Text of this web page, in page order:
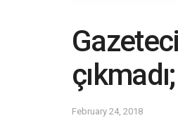
February 24, 2018